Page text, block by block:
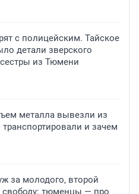
с полицейским. Тайское
детали зверского
из Тюмени
металла вывезли из
и зачем
за молодого, второй
свободу: тюменцы — про